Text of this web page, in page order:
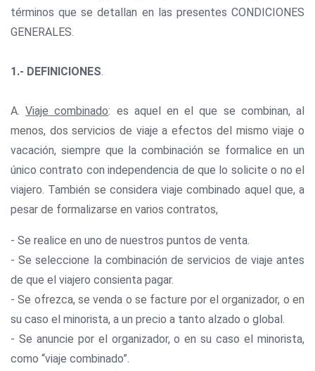
términos que se detallan en las presentes CONDICIONES
GENERALES.
1.- DEFINICIONES.
A.Viaje combinado: es aquel en el que se combinan, al
menos, dos servicios de viaje a efectos del mismo viaje o
vacación, siempre que la combinación se formalice en un
único contrato con independencia de que lo solicite o no el
viajero. También se considera viaje combinado aquel que, a
pesar de formalizarse en varios contratos,
- Se realice en uno de nuestros puntos de venta.
- Se seleccione la combinación de servicios de viaje antes
de que el viajero consienta pagar.
- Se ofrezca, se venda o se facture por el organizador, o en
su caso el minorista, a un precio a tanto alzado o global.
- Se anuncie por el organizador, o en su caso el minorista,
como “viaje combinado”.